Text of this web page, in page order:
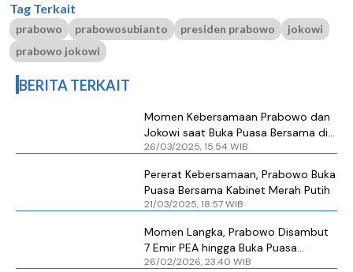
Tag Terkait
prabowo prabowosubianto presiden prabowo
jokowi
prabowo jokowi
BERITA TERKAIT
Momen Kebersamaan Prabowo dan
Jokowi saat Buka Puasa Bersama di
Istana
26/03/2025, 15.54 WIB
Pererat Kebersamaan, Prabowo Buka
Puasa Bersama Kabinet Merah Putih
21/03/2025, 18.57 WIB
Momen Langka, Prabowo Disambut
7 Emir PEA hingga Buka Puasa
Bersama MBZ
26/02/2026, 23.40 WIB